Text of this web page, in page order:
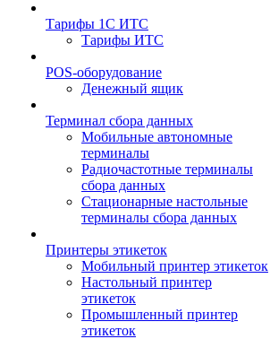
Тарифы 1С ИТС
Тарифы ИТС
POS-оборудование
Денежный ящик
Терминал сбора данных
Мобильные автономные
терминалы
Радиочастотные терминалы
сбора данных
Стационарные настольные
терминалы сбора данных
Принтеры этикеток
Мобильный принтер этикеток
Настольный принтер
этикеток
Промышленный принтер
этикеток